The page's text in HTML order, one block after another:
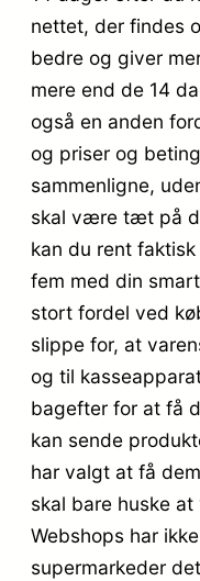
nettet, der findes
bedre og giver
mere end de 14
også en anden
og priser og
sammenligne,
skal være tæt på
kan du rent
fem med din
stort fordel ved
slippe for, at
og til
bagefter for at få
kan sende
har valgt at få
skal bare huske
Webshops har
supermarkeder